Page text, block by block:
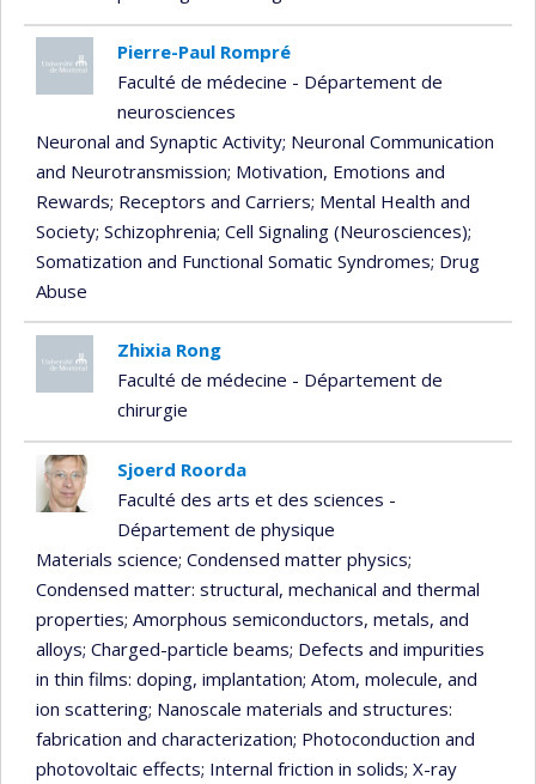
Pierre-Paul Rompré
Faculté de médecine - Département de
neurosciences
Neuronal and Synaptic Activity; Neuronal Communication
and Neurotransmission; Motivation, Emotions and
Rewards; Receptors and Carriers; Mental Health and
Society; Schizophrenia; Cell Signaling (Neurosciences);
Somatization and Functional Somatic Syndromes; Drug
Abuse
Zhixia Rong
Faculté de médecine - Département de
chirurgie
Sjoerd Roorda
Faculté des arts et des sciences -
Département de physique
Materials science; Condensed matter physics;
Condensed matter: structural, mechanical and thermal
properties; Amorphous semiconductors, metals, and
alloys; Charged-particle beams; Defects and impurities
in thin films: doping, implantation; Atom, molecule, and
ion scattering; Nanoscale materials and structures:
fabrication and characterization; Photoconduction and
photovoltaic effects; Internal friction in solids; X-ray